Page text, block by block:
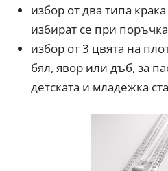
избор от два типа
избират се при
избор от 3 цвята на
бял, явор или дъб, за
детската и младежка